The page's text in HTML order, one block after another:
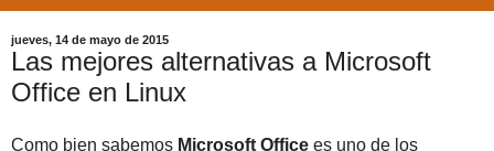
jueves, 14 de mayo de 2015
Las mejores alternativas a Microsoft
Office en Linux
Como bien sabemos Microsoft Office es uno de los